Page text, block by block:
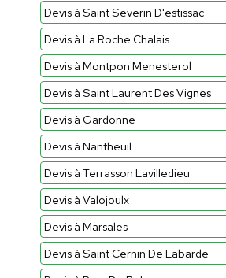
Devis à Saint Severin D'estissac
Devis à La Roche Chalais
Devis à Montpon Menesterol
Devis à Saint Laurent Des Vignes
Devis à Gardonne
Devis à Nantheuil
Devis à Terrasson Lavilledieu
Devis à Valojoulx
Devis à Marsales
Devis à Saint Cernin De Labarde